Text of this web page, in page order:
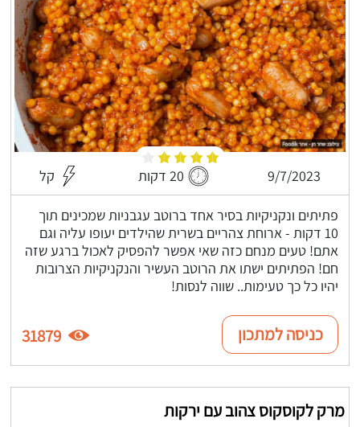
9/7/2023 20 דקות קל
פתיתים ונקניקיות בסיר אחד ברוטב עגבניות שמכינים תוך
10 דקות - ארוחת צהריים בשרית שהילדים יעופו עליה וגם
אתם! טעים מנחם כזה שאי אפשר להפסיק לאכול ברגע שזה
חם! הפתיתים ישתו את הרוטב העשיר והנקניקיות הצרובות
יהיו כל כך טעימות.. שווה לנסות!
כניסה למתכון 31879
מרק לקוסקוס צהוב עם ירקות